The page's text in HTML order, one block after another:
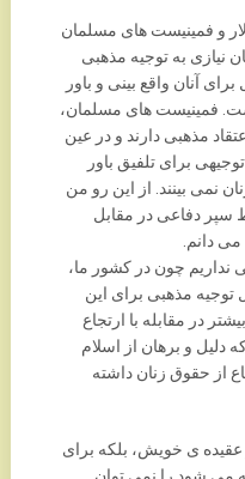
و فمینیست های مسلمان
نیازی به توجیه مذهبی
آنان واقع بینی و باور
فمینیست های مسلمان،
مذهبی دارند و در عین
برای تلفیق باور
نمی بینند. از این رو من
سپر دفاعی در مقابل
دانم.
نداریم چون در کشور ما،
توجیه مذهبی برای این
در مقابله با ارتجاع
و برهان از اسلام
از حقوق زنان داشته
عقیده ی خویش، بلکه برای